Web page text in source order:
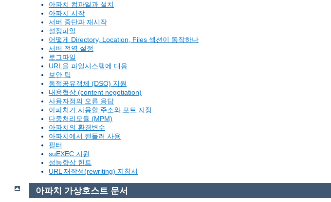
아파치 컴파일과 설치
아파치 시작
서버 중단과 재시작
설정파일
어떻게 Directory, Location, Files 섹션이 동작하나
서버 전역 설정
로그파일
URL을 파일시스템에 대응
보안 팁
동적공유객체 (DSO) 지원
내용협상 (content negotiation)
사용자정의 오류 응답
아파치가 사용할 주소와 포트 지정
다중처리모듈 (MPM)
아파치의 환경변수
아파치에서 핸들러 사용
필터
suEXEC 지원
성능향상 힌트
URL 재작성(rewriting) 지침서
아파치 가상호스트 문서